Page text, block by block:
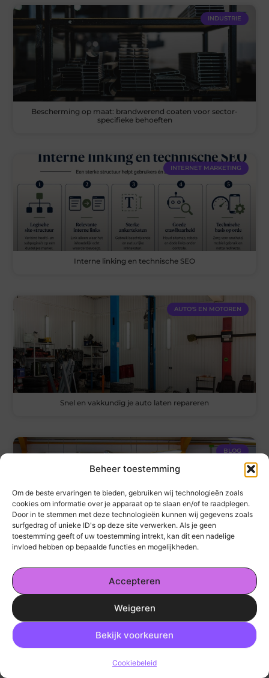
Beheer toestemming
Om de beste ervaringen te bieden, gebruiken wij technologieën zoals
cookies om informatie over je apparaat op te slaan en/of te raadplegen.
Door in te stemmen met deze technologieën kunnen wij gegevens zoals
surfgedrag of unieke ID's op deze site verwerken. Als je geen
toestemming geeft of uw toestemming intrekt, kan dit een nadelige
invloed hebben op bepaalde functies en mogelijkheden.
Accepteren
Weigeren
Bekijk voorkeuren
Cookiebeleid
Ga Naar
INDUSTRIE
Bescherming op maat: brandwerend coaten voor sector-
specifieke behoeften
INTERNET MARKETING
Interne linking en technische SEO
AUTO'S EN MOTOREN
Snel en vakkundig je auto laten repareren
BLOG
Onderhoud in Druten: wanneer ga je naar de garage?